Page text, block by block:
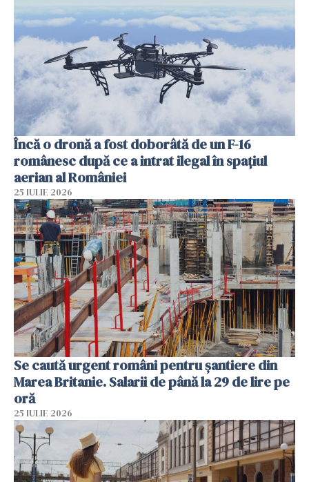
Încă o dronă a fost doborâtă de un F-16
românesc după ce a intrat ilegal în spațiul
aerian al României
25 IULIE 2026
Se caută urgent români pentru șantiere din
Marea Britanie. Salarii de până la 29 de lire pe
oră
25 IULIE 2026